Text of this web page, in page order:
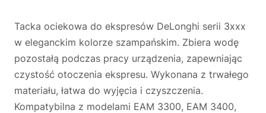
Tacka ociekowa do ekspresów DeLonghi serii 3xxx
w eleganckim kolorze szampańskim. Zbiera wodę
pozostałą podczas pracy urządzenia, zapewniając
czystość otoczenia ekspresu. Wykonana z trwałego
materiału, łatwa do wyjęcia i czyszczenia.
Kompatybilna z modelami EAM 3300, EAM 3400,